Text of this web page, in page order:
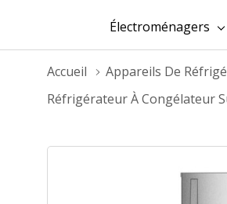
Électroménagers
Accueil Appareils De
Réfrigérateur À Congélateur